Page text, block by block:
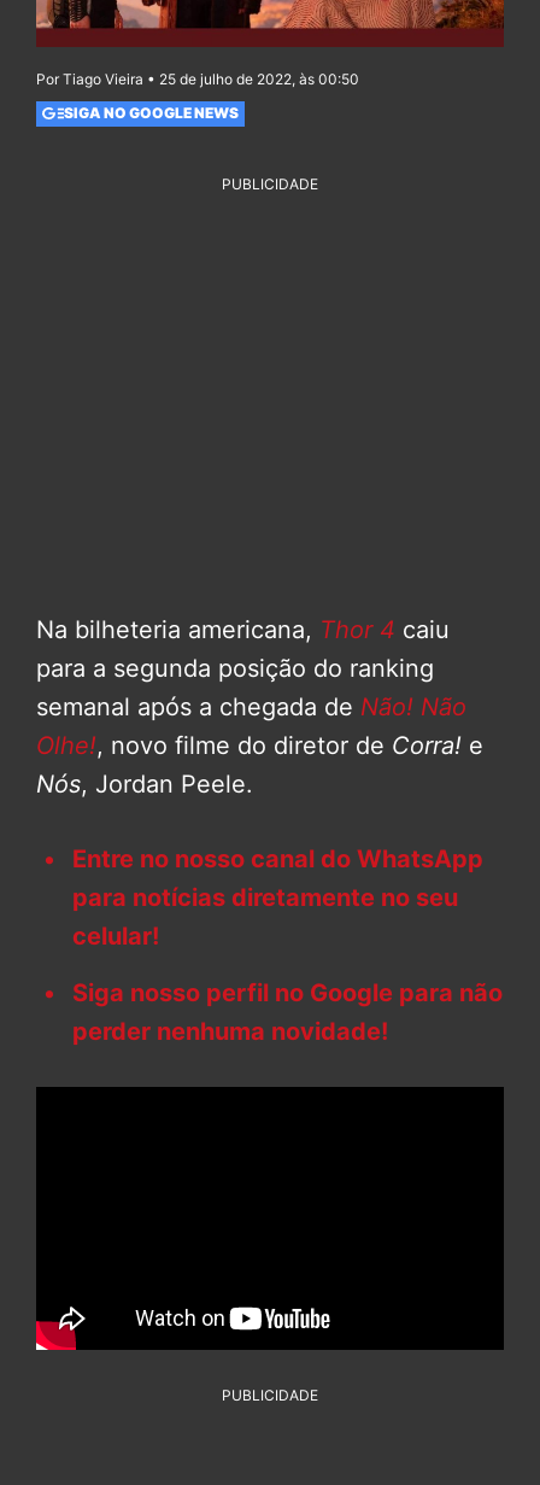
Por Tiago Vieira • 25 de julho de 2022, às 00:50
SIGA NO GOOGLE NEWS
PUBLICIDADE
Na bilheteria americana, Thor 4 caiu
para a segunda posição do ranking
semanal após a chegada de Não! Não
Olhe!, novo filme do diretor de Corra! e
Nós, Jordan Peele.
Entre no nosso canal do WhatsApp
para notícias diretamente no seu
celular!
Siga nosso perfil no Google para não
perder nenhuma novidade!
PUBLICIDADE